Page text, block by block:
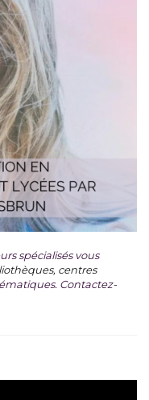
spécialisés vous
centres
Contactez-